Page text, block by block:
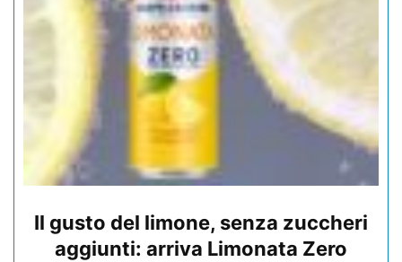
Il gusto del limone, senza zuccheri
aggiunti: arriva Limonata Zero